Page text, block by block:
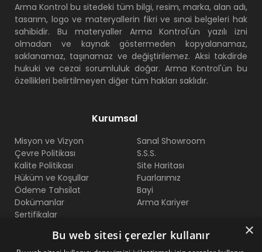
Arma Kontrol bu sitedeki tüm bilgi, resim, marka, alan adı,
tasarım, logo ve materyallerin fikri ve sınai belgeleri hak
sahibidir. Bu materyaller Arma Kontrol'ün yazılı izni
olmadan ve kaynak göstermeden kopyalanamaz,
saklanamaz, taşınamaz ve değiştirilemez. Aksi takdirde
hukuki ve cezai sorumluluk doğar. Arma Kontrol'ün bu
özellikleri belirtilmeyen diğer tüm hakları saklıdır.
Kurumsal
Misyon ve Vizyon
Çevre Politikası
Kalite Politikası
Hüküm ve Koşullar
Ödeme Tahsilat
Dokümanlar
Sertifikalar
Sanal Showroom
S.S.S.
Site Haritası
Fuarlarımız
Bayi
Arma Kariyer
Bize Ulaşın
×
Bu web sitesi çerezler kullanır